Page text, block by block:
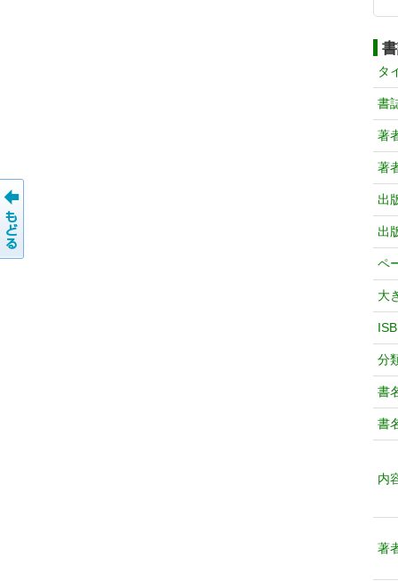
タ
書
著
著
出
出
ペ
大
分
書
書
内
著